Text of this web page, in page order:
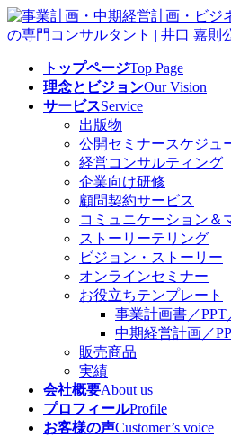
コ
ン
ナ
ビ
トップページTop Page
理念とビジョンOur Vision
サービスService
出版物
公開セミナースケジュ
経営コンサルティング
企業向け研修
顧問契約サービス
コミュニケーション＆
ストーリーテリング
ビジョン・ストーリー
オンラインセミナー
お役立ちテンプレート
事業計画書／PPT
中期経営計画／
販売商品
実績
会社概要About us
プロフィールProfile
お客様の声Customer’s voice